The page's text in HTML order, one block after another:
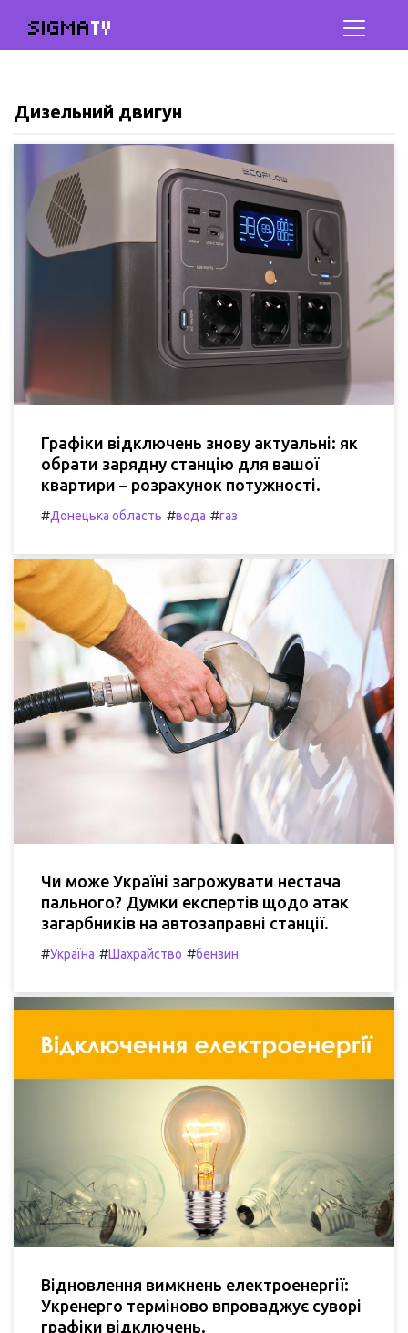
SIGMATV
Дизельний двигун
Графіки відключень знову актуальні: як
обрати зарядну станцію для вашої
квартири – розрахунок потужності.
#Донецька область #вода #газ
Чи може Україні загрожувати нестача
пального? Думки експертів щодо атак
загарбників на автозаправні станції.
#Україна #Шахрайство #бензин
Відновлення вимкнень електроенергії:
Укренерго терміново впроваджує суворі
графіки відключень.